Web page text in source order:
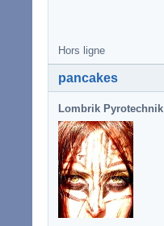
Hors ligne
pancakes
Lombrik Pyrotechnik